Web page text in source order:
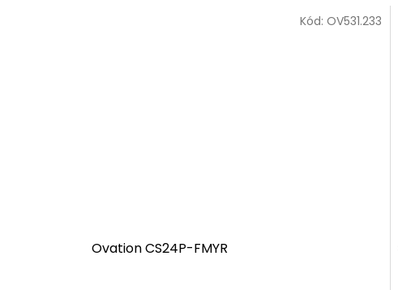
Ovation CS24P-FMYR
Kód:OV531.233